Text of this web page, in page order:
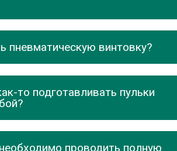
пневматическую винтовку?
то подготавливать пульки
проводить полную